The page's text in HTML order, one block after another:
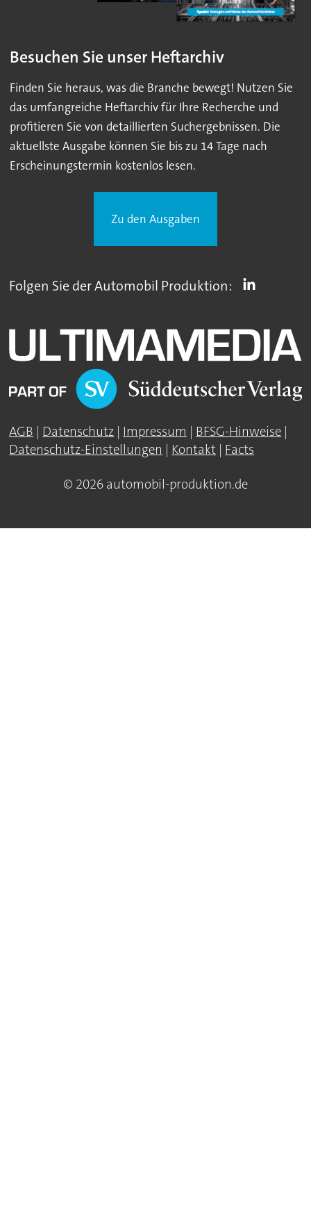
Besuchen Sie unser Heftarchiv
Finden Sie heraus, was die Branche bewegt! Nutzen Sie
das umfangreiche Heftarchiv für Ihre Recherche und
profitieren Sie von detaillierten Suchergebnissen. Die
aktuellste Ausgabe können Sie bis zu 14 Tage nach
Erscheinungstermin kostenlos lesen.
Zu den Ausgaben
Folgen Sie der Automobil Produktion:
AGB | Datenschutz | Impressum | BFSG-Hinweise |
Datenschutz-Einstellungen | Kontakt | Facts
© 2026 automobil-produktion.de